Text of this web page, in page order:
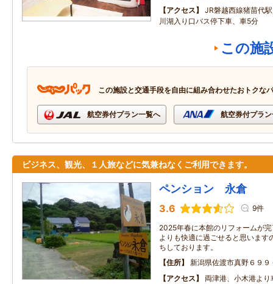
アクセス
JR磐越西線猪苗代
川湖入り口バス停下車、車5分
この施
この施設と交通手段を自由に組み合わせたおトクな
航空券付プラン一覧へ 航空券付プラ
ビジネス、観光、１人旅などに気兼ねなくご利用できます。
ペンション 永倉
3.6 9件
2025年春に本館のリフォームが
よりも快適に過ごせると思います
ちしております。
住所
新潟県佐渡市真野６９９
アクセス
両津港、小木港よ